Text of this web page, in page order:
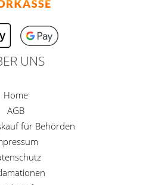
UNS
Home
AGB
für Behörden